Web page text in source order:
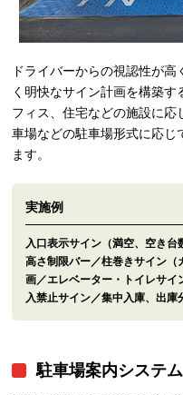
ドライバーからの視認性が
く明快なサイン計画を構築
フィス、住宅などの施設に応
車場などの駐車場形式に応じ
ます。
実施例
入口表示サイン（満空、空き
高さ制限バー／柱巻きサイン
画／エレベーター・トイレサ
入禁止サイン／集中入庫、出
駐車場案内システム